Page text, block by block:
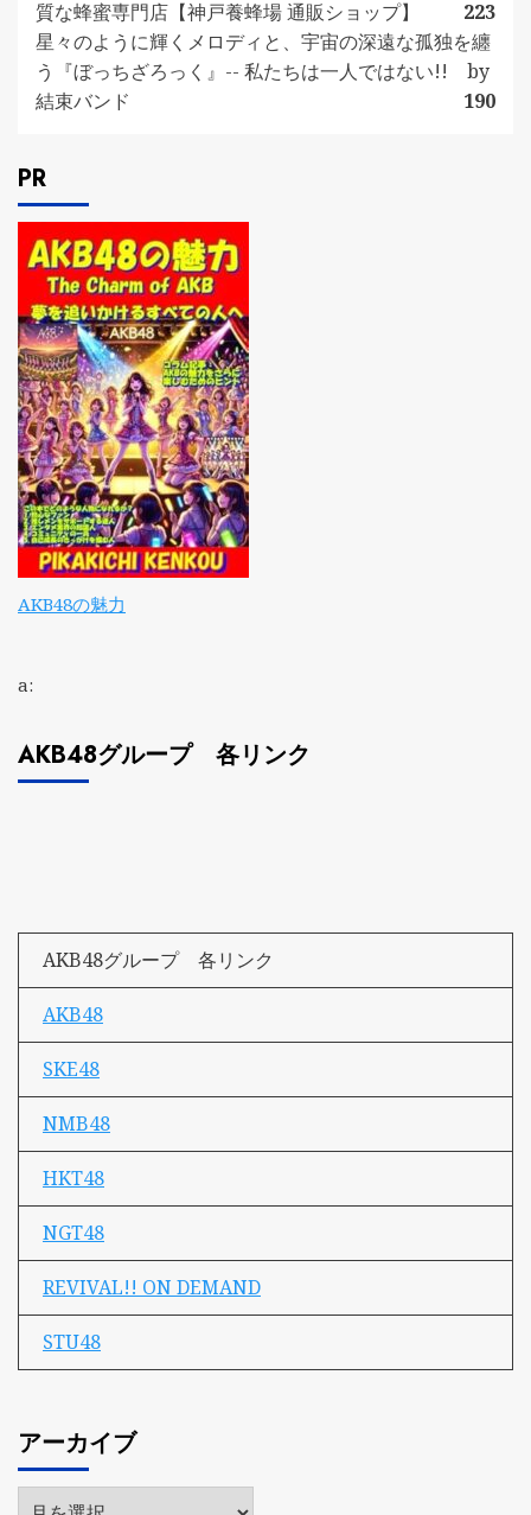
質な蜂蜜専門店【神戸養蜂場 通販ショップ】
223
星々のように輝くメロディと、宇宙の深遠な孤独を纏
う『ぼっちざろっく』-- 私たちは一人ではない!! by
結束バンド
190
PR
AKB48の魅力
a:
AKB48グループ 各リンク
AKB48グループ 各リンク
AKB48
SKE48
NMB48
HKT48
NGT48
REVIVAL!! ON DEMAND
STU48
アーカイブ
ア